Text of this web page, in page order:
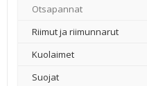
Otsapannat
Riimut ja riimunnarut
Kuolaimet
Suojat